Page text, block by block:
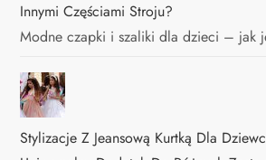
Innymi Częściami Stroju?
Modne czapki i szaliki dla dzieci – jak
Stylizacje Z Jeansową Kurtką Dla